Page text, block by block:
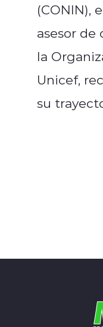
(CONIN),
asesor
la
Unicef,
su